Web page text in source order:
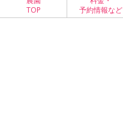
TOP
予約情報など